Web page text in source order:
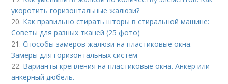
укоротить горизонтальные жалюзи?
20. Как правильно стирать шторы в стиральной машине:
Советы для разных тканей (25 фото)
21.Способы замеров жалюзи на пластиковые окна.
Замеры для горизонтальных систем
22. Варианты крепления на пластиковые окна. Анкер или
анкерный дюбель.